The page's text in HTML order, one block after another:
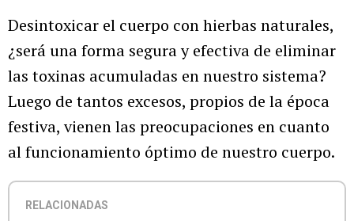
Desintoxicar el cuerpo con hierbas naturales,
¿será una forma segura y efectiva de eliminar
las toxinas acumuladas en nuestro sistema?
Luego de tantos excesos, propios de la época
festiva, vienen las preocupaciones en cuanto
al funcionamiento óptimo de nuestro cuerpo.
RELACIONADAS